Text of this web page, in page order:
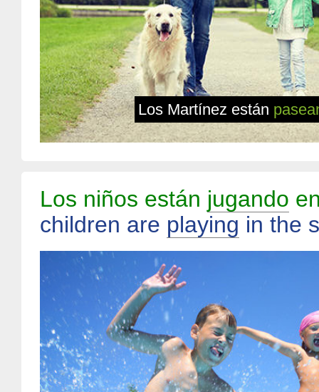
Los Martínez están
Los niños están jugando
children are playing in the